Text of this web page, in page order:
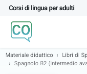
Corsi di lingua per adulti
Materiale didattico Libri